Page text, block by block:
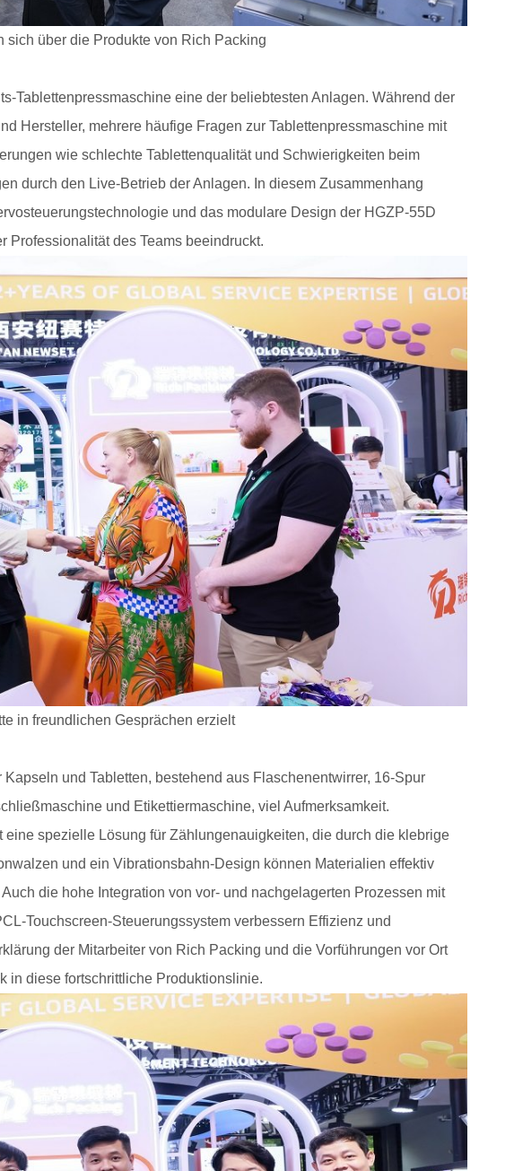
sich über die Produkte von Rich Packing
Tablettenpressmaschine eine der beliebtesten Anlagen. Während der
Hersteller, mehrere häufige Fragen zur Tablettenpressmaschine mit
wie schlechte Tablettenqualität und Schwierigkeiten beim
durch den Live-Betrieb der Anlagen. In diesem Zusammenhang
und das modulare Design der HGZP-55D
Professionalität des Teams beeindruckt.
in freundlichen Gesprächen erzielt
und Tabletten, bestehend aus Flaschenentwirrer, 16-Spur
und Etikettiermaschine, viel Aufmerksamkeit.
eine spezielle Lösung für Zählungenauigkeiten, die durch die klebrige
und ein Vibrationsbahn-Design können Materialien effektiv
die hohe Integration von vor- und nachgelagerten Prozessen mit
Touchscreen-Steuerungssystem verbessern Effizienz und
der Mitarbeiter von Rich Packing und die Vorführungen vor Ort
in diese fortschrittliche Produktionslinie.